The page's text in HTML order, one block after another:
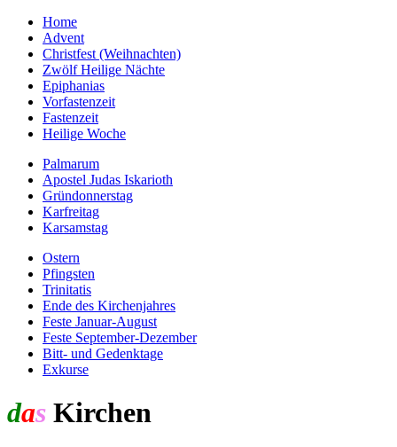
Home
Advent
Christfest (Weihnachten)
Zwölf Heilige Nächte
Epiphanias
Vorfastenzeit
Fastenzeit
Heilige Woche
Palmarum
Apostel Judas Iskarioth
Gründonnerstag
Karfreitag
Karsamstag
Ostern
Pfingsten
Trinitatis
Ende des Kirchenjahres
Feste Januar-August
Feste September-Dezember
Bitt- und Gedenktage
Exkurse
das Kirchen